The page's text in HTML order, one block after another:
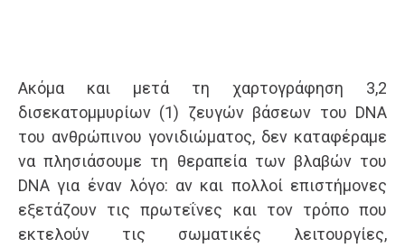
Ακόμα και μετά τη χαρτογράφηση 3,2
δισεκατομμυρίων (1) ζευγών βάσεων του DNA
του ανθρώπινου γονιδιώματος, δεν καταφέραμε
να πλησιάσουμε τη θεραπεία των βλαβών του
DNA για έναν λόγο: αν και πολλοί επιστήμονες
εξετάζουν τις πρωτεΐνες και τον τρόπο που
εκτελούν τις σωματικές λειτουργίες,